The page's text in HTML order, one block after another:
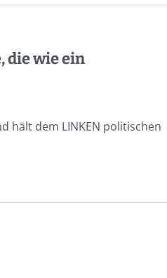
die wie ein
hält dem LINKEN politischen